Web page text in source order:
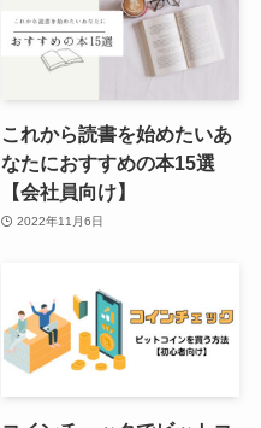
これから読書を始めたいあ
なたにおすすめの本15選
【会社員向け】
2022年11月6日